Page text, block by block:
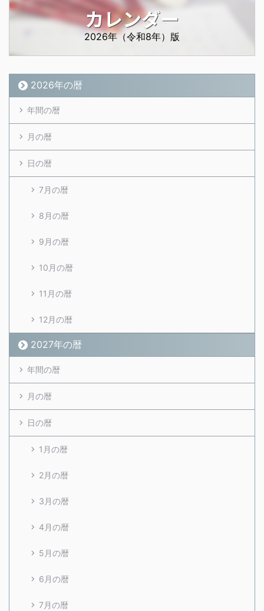
カレンダー
2026年（令和8年）版
2026年の暦
年間の暦
月の暦
日の暦
7月の暦
8月の暦
9月の暦
10月の暦
11月の暦
12月の暦
2027年の暦
年間の暦
月の暦
日の暦
1月の暦
2月の暦
3月の暦
4月の暦
5月の暦
6月の暦
7月の暦